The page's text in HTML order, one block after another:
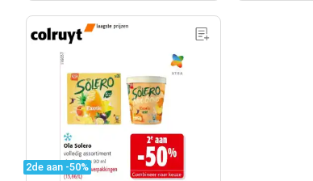
2de aan -50%